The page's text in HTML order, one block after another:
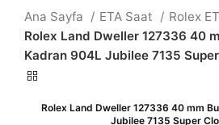
Ana Sayfa ETA Saat
Rolex
Rolex Land Dweller 127336 40
Kadran 904L Jubilee 7135
Rolex Land Dweller 127336 40 mm
Jubilee 7135 Super